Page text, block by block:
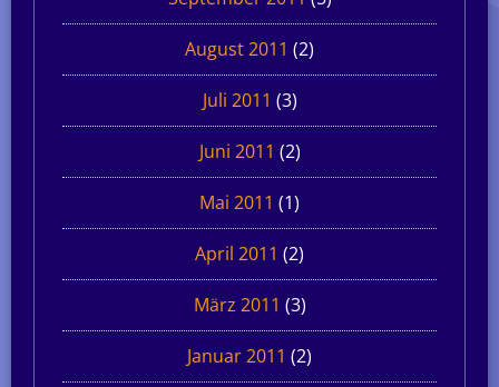
August 2011 (2)
Juli 2011 (3)
Juni 2011 (2)
Mai 2011 (1)
April 2011 (2)
März 2011 (3)
Januar 2011 (2)